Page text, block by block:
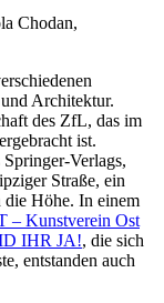
Chodan,
Architektur.
des ZfL, das im
ist.
Verlags,
Straße, ein
die Höhe. In einem
– Kunstverein Ost
IHR JA!, die sich
entstanden auch